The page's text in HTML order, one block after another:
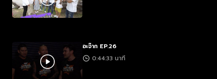
อะจ๊าก EP.26
0:44:33 นาที